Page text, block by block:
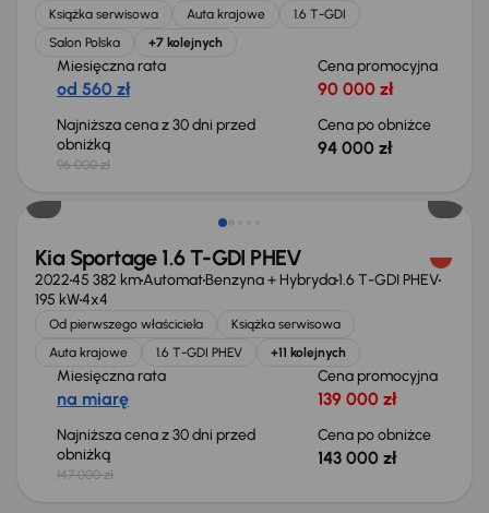
Książka serwisowa Auta krajowe
1.6 T-GDI
Salon Polska
+7 kolejnych
Miesięczna rata
od 560 zł
Cena promocyjna
90 000 zł
Najniższa cena z 30 dni przed
obniżką
96 000 zł
Cena po obniżce
94 000 zł
Taniej o 4 000 zł
Kia Sportage 1.6 T-GDI PHEV
202245 382 kmAutomatBenzyna + Hybryda1.6 T-GDI PHEV
195 kW4x4
Od pierwszego właściciela
Książka serwisowa
Auta krajowe
1.6 T-GDI PHEV +11 kolejnych
Miesięczna rata
na miarę
Cena promocyjna
139 000 zł
Najniższa cena z 30 dni przed
obniżką
147 000 zł
Cena po obniżce
143 000 zł